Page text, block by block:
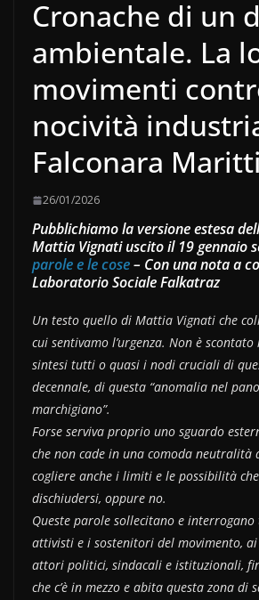
Cronache di un
ambientale. La
movimenti
nocività
Falconara
26/01/2026
Pubblichiamo la versione estesa
Mattia Vignati uscito il 19 gennaio
parole e le cose– Con una nota a
Laboratorio Sociale Falkatraz
Un testo quello di Mattia Vignati che
cui sentivamo l’urgenza. Non è
sintesi tutti o quasi i nodi cruciali di
decennale, di questa “anomalia nel
marchigiano”.
Forse serviva proprio uno sguardo
che non cade in una comoda neutralità
cogliere anche i limiti e le possibilità
dischiudersi, oppure no.
Queste parole sollecitano e
attivisti e i sostenitori del movimento,
attori politici, sindacali e istituzionali,
che c’è in mezzo e abita questa zona di